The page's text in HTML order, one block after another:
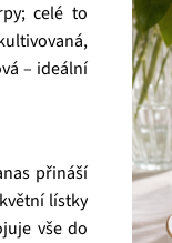
celé to
– ideální
přináší
lístky
vše do